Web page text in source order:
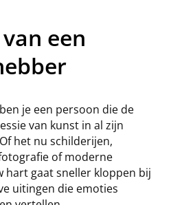
een
je een persoon die de
van kunst in al zijn
het nu schilderijen,
of moderne
hart gaat sneller kloppen bij
uitingen die emoties